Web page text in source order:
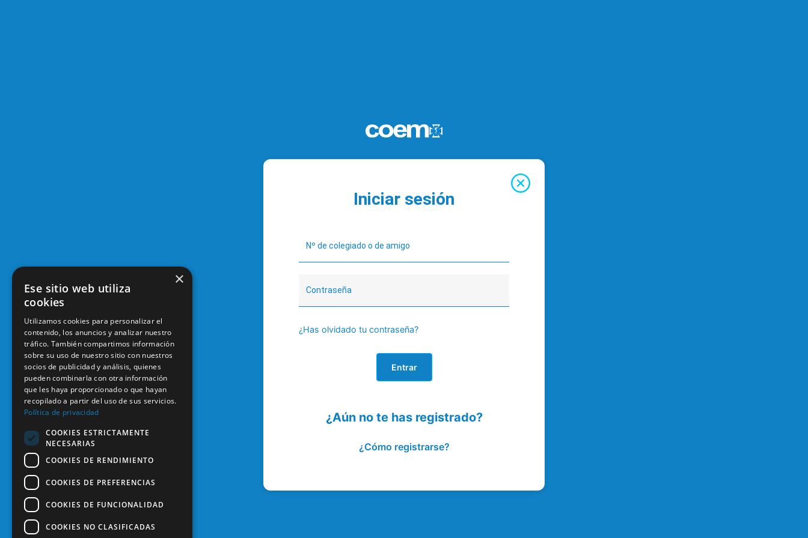
Iniciar sesión
¿Has olvidado tu contraseña?
Entrar
¿Aún no te has registrado?
¿Cómo registrarse?
×
Ese sitio web utiliza
cookies
Utilizamos cookies para personalizar el
contenido, los anuncios y analizar nuestro
tráfico. También compartimos información
sobre su uso de nuestro sitio con nuestros
socios de publicidad y análisis, quienes
pueden combinarla con otra información
que les haya proporcionado o que hayan
recopilado a partir del uso de sus servicios.
Política de privacidad
COOKIES ESTRICTAMENTE
NECESARIAS
COOKIES DE RENDIMIENTO
COOKIES DE PREFERENCIAS
COOKIES DE FUNCIONALIDAD
COOKIES NO CLASIFICADAS